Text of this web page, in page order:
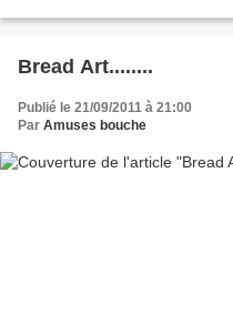
Bread Art........
Publié le 21/09/2011 à 21:00
Par Amuses bouche